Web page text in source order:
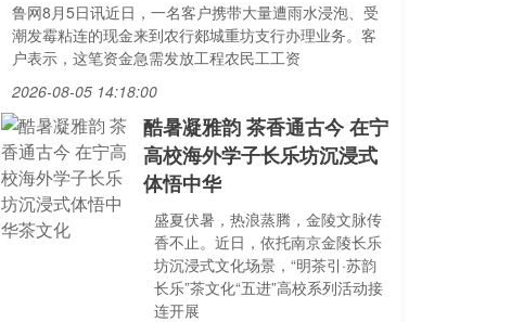
鲁网8月5日讯近日，一名客户携带大量遭雨水浸泡、受
潮发霉粘连的现金来到农行郯城重坊支行办理业务。客
户表示，这笔资金急需发放工程农民工工资
2026-08-05 14:18:00
酷暑凝雅韵 茶香通古今 在宁
高校海外学子长乐坊沉浸式
体悟中华
盛夏伏暑，热浪蒸腾，金陵文脉传
香不止。近日，依托南京金陵长乐
坊沉浸式文化场景，“明茶引·苏韵
长乐”茶文化“五进”高校系列活动接
连开展